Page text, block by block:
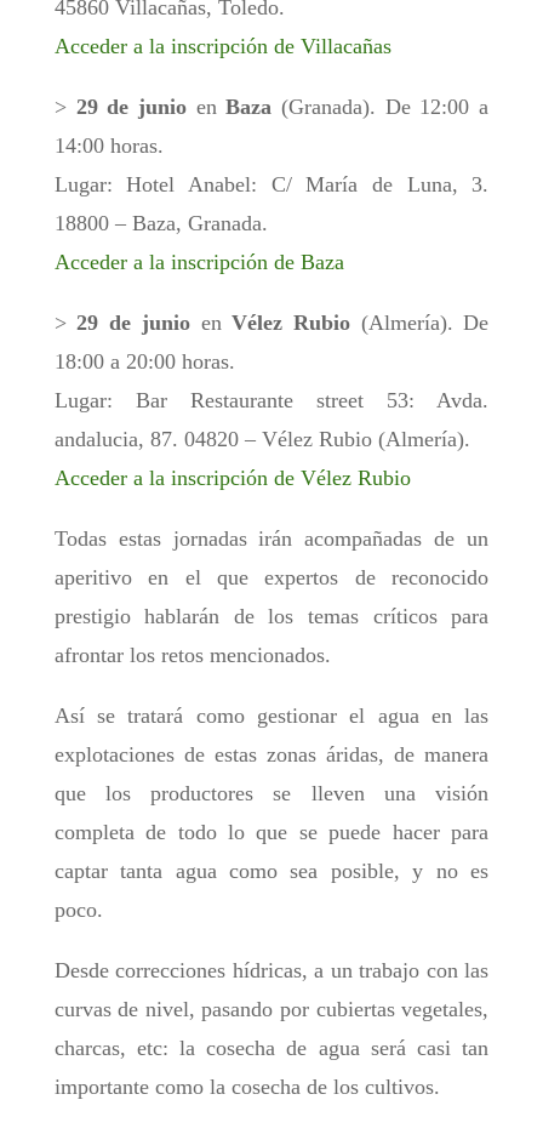
45860 Villacañas, Toledo.
Acceder a la inscripción de Villacañas
> 29 de junioenBaza(Granada). De 12:00 a
14:00 horas.
Lugar: Hotel Anabel: C/ María de Luna, 3.
18800 – Baza, Granada.
Acceder a la inscripción de Baza
>29 de junioenVélez Rubio(Almería). De
18:00 a 20:00 horas.
Lugar: Bar Restaurante street 53: Avda.
andalucia, 87. 04820 – Vélez Rubio (Almería).
Acceder a la inscripción de Vélez Rubio
Todas estas jornadas irán acompañadas de un
aperitivo en el que expertos de reconocido
prestigio hablarán de los temas críticos para
afrontar los retos mencionados.
Así se tratará como gestionar el agua en las
explotaciones de estas zonas áridas, de manera
que los productores se lleven una visión
completa de todo lo que se puede hacer para
captar tanta agua como sea posible, y no es
poco.
Desde correcciones hídricas, a un trabajo con las
curvas de nivel, pasando por cubiertas vegetales,
charcas, etc: la cosecha de agua será casi tan
importante como la cosecha de los cultivos.